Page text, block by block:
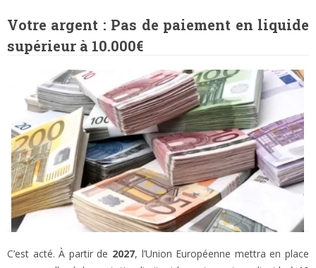
Votre argent : Pas de paiement en liquide
supérieur à 10.000€
C’est acté. À partir de 2027, l’Union Européenne mettra en place